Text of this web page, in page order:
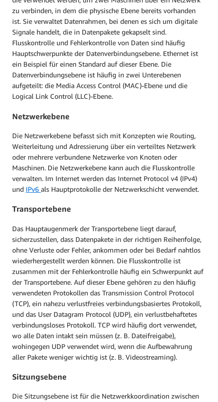
zu verbinden, in dem die physische Ebene bereits vorhanden
ist. Sie verwaltet Datenrahmen, bei denen es sich um digitale
Signale handelt, die in Datenpakete gekapselt sind.
Flusskontrolle und Fehlerkontrolle von Daten sind häufig
Hauptschwerpunkte der Datenverbindungsebene. Ethernet ist
ein Beispiel für einen Standard auf dieser Ebene. Die
Datenverbindungsebene ist häufig in zwei Unterebenen
aufgeteilt: die Media Access Control (MAC)-Ebene und die
Logical Link Control (LLC)-Ebene.
Netzwerkebene
Die Netzwerkebene befasst sich mit Konzepten wie Routing,
Weiterleitung und Adressierung über ein verteiltes Netzwerk
oder mehrere verbundene Netzwerke von Knoten oder
Maschinen. Die Netzwerkebene kann auch die Flusskontrolle
verwalten. Im Internet werden das Internet Protocol v4 (IPv4)
und IPv6 als Hauptprotokolle der Netzwerkschicht verwendet.
Transportebene
Das Hauptaugenmerk der Transportebene liegt darauf,
sicherzustellen, dass Datenpakete in der richtigen Reihenfolge,
ohne Verluste oder Fehler, ankommen oder bei Bedarf nahtlos
wiederhergestellt werden können. Die Flusskontrolle ist
zusammen mit der Fehlerkontrolle häufig ein Schwerpunkt auf
der Transportebene. Auf dieser Ebene gehören zu den häufig
verwendeten Protokollen das Transmission Control Protocol
(TCP), ein nahezu verlustfreies verbindungsbasiertes Protokoll,
und das User Datagram Protocol (UDP), ein verlustbehaftetes
verbindungsloses Protokoll. TCP wird häufig dort verwendet,
wo alle Daten intakt sein müssen (z. B. Dateifreigabe),
wohingegen UDP verwendet wird, wenn die Aufbewahrung
aller Pakete weniger wichtig ist (z. B. Videostreaming).
Sitzungsebene
Die Sitzungsebene ist für die Netzwerkkoordination zwischen